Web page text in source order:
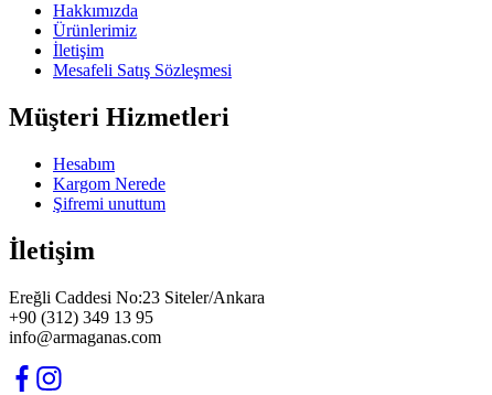
Hakkımızda
Ürünlerimiz
İletişim
Mesafeli Satış Sözleşmesi
Müşteri Hizmetleri
Hesabım
Kargom Nerede
Şifremi unuttum
İletişim
Ereğli Caddesi No:23 Siteler/Ankara
+90 (312) 349 13 95
info@armaganas.com